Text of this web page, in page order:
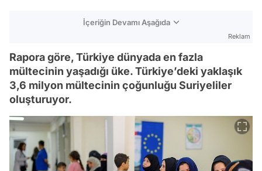
İçeriğin Devamı Aşağıda
Reklam
Rapora göre, Türkiye dünyada en fazla
mültecinin yaşadığı üke. Türkiye’deki yaklaşık
3,6 milyon mültecinin çoğunluğu Suriyeliler
oluşturuyor.